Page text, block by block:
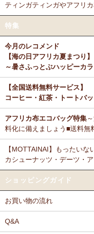
11/25：ティンガティンガ
11/21：【新登場】サロペ
大人上品シルエット
11/20：キテンゲ本革 ころ
オリティ◇で仕立てた新作
ケあり 賞味期限間近セール
11/18：ティンガティンガ
11/17：ティンガティンガ
の作品新入荷！
11/17：ティンガティンガ
～木彫職人ハンドメイド
Ｙ さまより キテンゲテ
M さまより キテンゲ ラ
たいへん吸水性良いです。
T さまより キテンゲ フ
のご感想
デザイン、着心地、完璧で
願いします！
Ｎさまより キテンゲ リ
感想
以上に頑丈で持ちやすい。
Ｆさまより キテンゲ
どのキテンゲも素敵な柄ば
ティンガティンガやアフリ
特集
今月のレコメンド
【海の日アフリカ夏まつり】
～暑さふっとぶハッピーカ
【全国送料無料サービス】
コーヒー・紅茶・トートバ
アフリカ布エコバッグ特集
料化に備えましょう■送料無
【MOTTAINAI】もったいな
カシューナッツ・デーツ・
ショッピングガイド
お買い物の流れ
Q&A